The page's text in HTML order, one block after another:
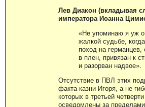
Лев Диакон (вкладывая
императора Иоанна
«Не упоминаю я уж о
жалкой судьбе,
поход на
в плен, привязан к
и разорван надвое».
Отсутствие в ПВЛ этих
факта казни Игоря, а не
которых в третьей
осведомлены за